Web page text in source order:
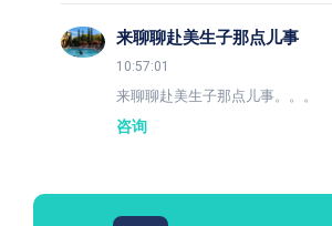
来聊聊赴美生子那点儿事
10:57:01
来聊聊赴美生子那点儿事。。。
咨询